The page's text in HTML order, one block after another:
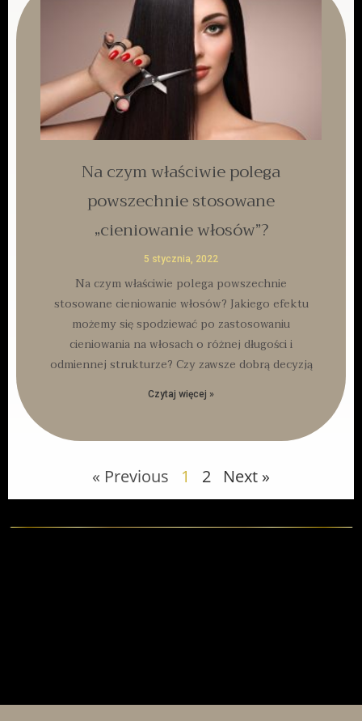
Na czym właściwie polega
powszechnie stosowane
„cieniowanie włosów”?
5 stycznia, 2022
Na czym właściwie polega powszechnie
stosowane cieniowanie włosów? Jakiego efektu
możemy się spodziewać po zastosowaniu
cieniowania na włosach o różnej długości i
odmiennej strukturze? Czy zawsze dobrą decyzją
Czytaj więcej »
« Previous 1 2 Next »